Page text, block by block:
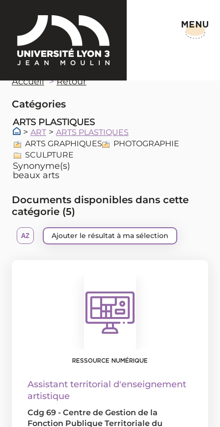
MENU
Accueil Retour
Catégories
> ART > ARTS PLASTIQUES
ARTS GRAPHIQUES
PHOTOGRAPHIE
SCULPTURE
ARTS PLASTIQUES
Synonyme(s)
beaux arts
Documents disponibles dans cette
catégorie (5)
Ajouter le résultat à ma sélection
RESSOURCE NUMÉRIQUE
Assistant territorial d'enseignement
artistique
Cdg 69 - Centre de Gestion de la
Fonction Publique Territoriale du